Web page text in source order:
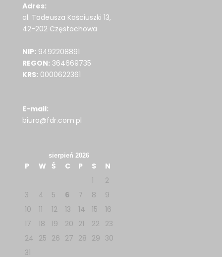
Adres:
al. Tadeusza Kościuszki 13,
42-202 Częstochowa
NIP: 9492208891
REGON: 364669735
KRS: 0000622361
E-mail:
biuro@fdr.com.pl
sierpień 2026
P W Ś C P S
N
1
2
3
4 5 6 7 8
9
10
11 12 13 14 15
16
17
18 19 20 21 22
23
24 25 26 27 28 29 30
31